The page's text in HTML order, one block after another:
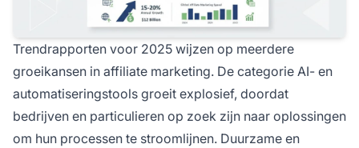
Trendrapporten voor 2025 wijzen op meerdere
groeikansen in affiliate marketing. De categorie AI- en
automatiseringstools groeit explosief, doordat
bedrijven en particulieren op zoek zijn naar oplossingen
om hun processen te stroomlijnen. Duurzame en